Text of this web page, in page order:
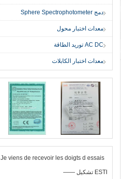
دمج Sphere Spectrophotometer
معدات اختبار محول
AC DC توريد الطاقة
معدات اختبار الكابلات
Je viens de recevoir les doigts d essais
—— تشكيل ESTI